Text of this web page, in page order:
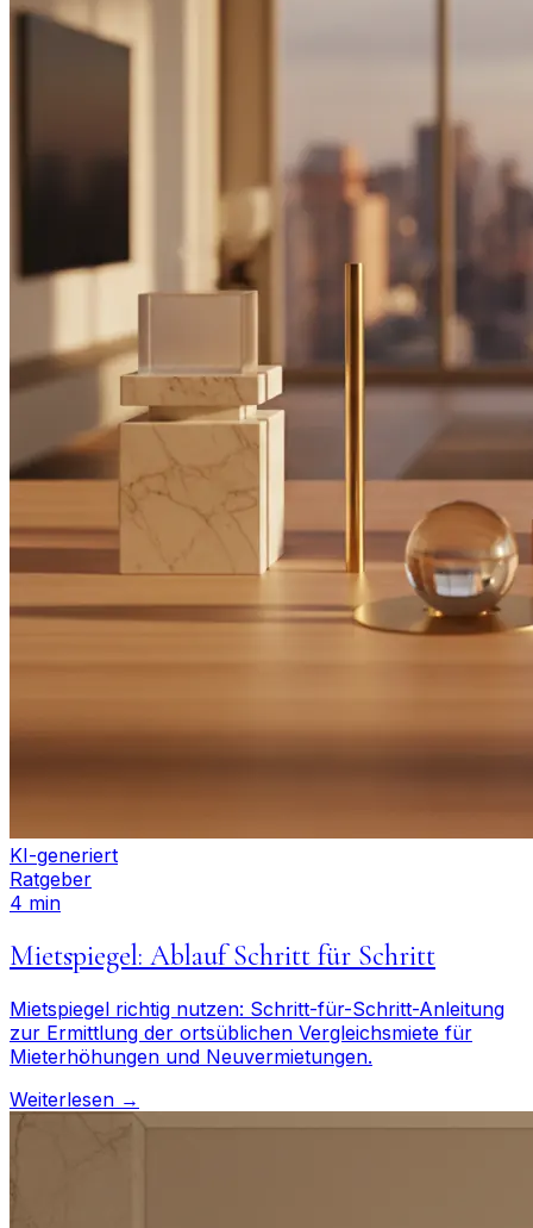
KI-generiert
Ratgeber
4 min
Mietspiegel: Ablauf Schritt für Schritt
Mietspiegel richtig nutzen: Schritt-für-Schritt-Anleitung
zur Ermittlung der ortsüblichen Vergleichsmiete für
Mieterhöhungen und Neuvermietungen.
Weiterlesen →